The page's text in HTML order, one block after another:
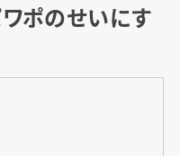
ポのせいにす